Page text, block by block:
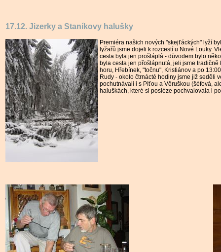
17.12. Jizerky a Staníkovy halušky
Premiéra našich nových "skejťáckých" lyží
lyžařů jsme dojeli k rozcestí u Nové Louky.
cesta byla jen prošláplá - důvodem bylo
byla cesta jen přošlápnutá, jeli jsme
horu, Hřebínek, "točnu", Kristiánov a po
Rudy - okolo čtrnácté hodiny jsme již seděli
pochutnávali i s Píťou a Věruškou (šéfová,
haluškách, které si posléze pochvalovala i